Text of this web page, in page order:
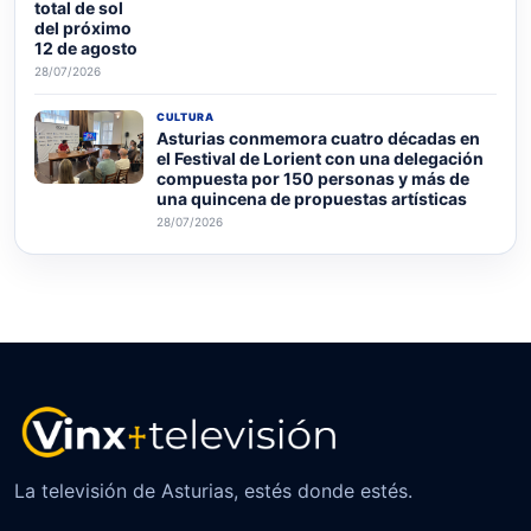
total de sol
del próximo
12 de agosto
28/07/2026
CULTURA
Asturias conmemora cuatro décadas en
el Festival de Lorient con una delegación
compuesta por 150 personas y más de
una quincena de propuestas artísticas
28/07/2026
La televisión de Asturias, estés donde estés.